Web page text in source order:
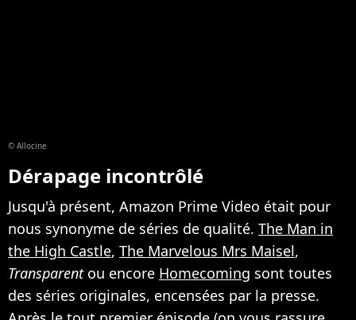
© Allocine
Dérapage incontrôlé
Jusqu'à présent, Amazon Prime Video était pour
nous synonyme de séries de qualité. The Man in
the High Castle, The Marvelous Mrs Maisel,
Transparentou encore Homecoming sont toutes
des séries originales, encensées par la presse.